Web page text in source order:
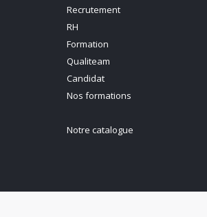
Recrutement
RH
Formation
Qualiteam
Candidat
Nos formations
Notre catalogue